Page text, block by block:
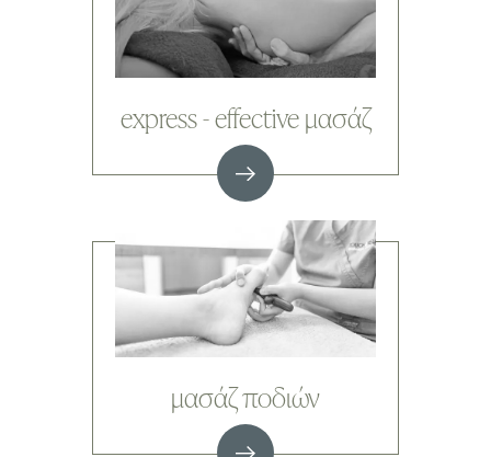
express - effective μασάζ
μασάζ ποδιών